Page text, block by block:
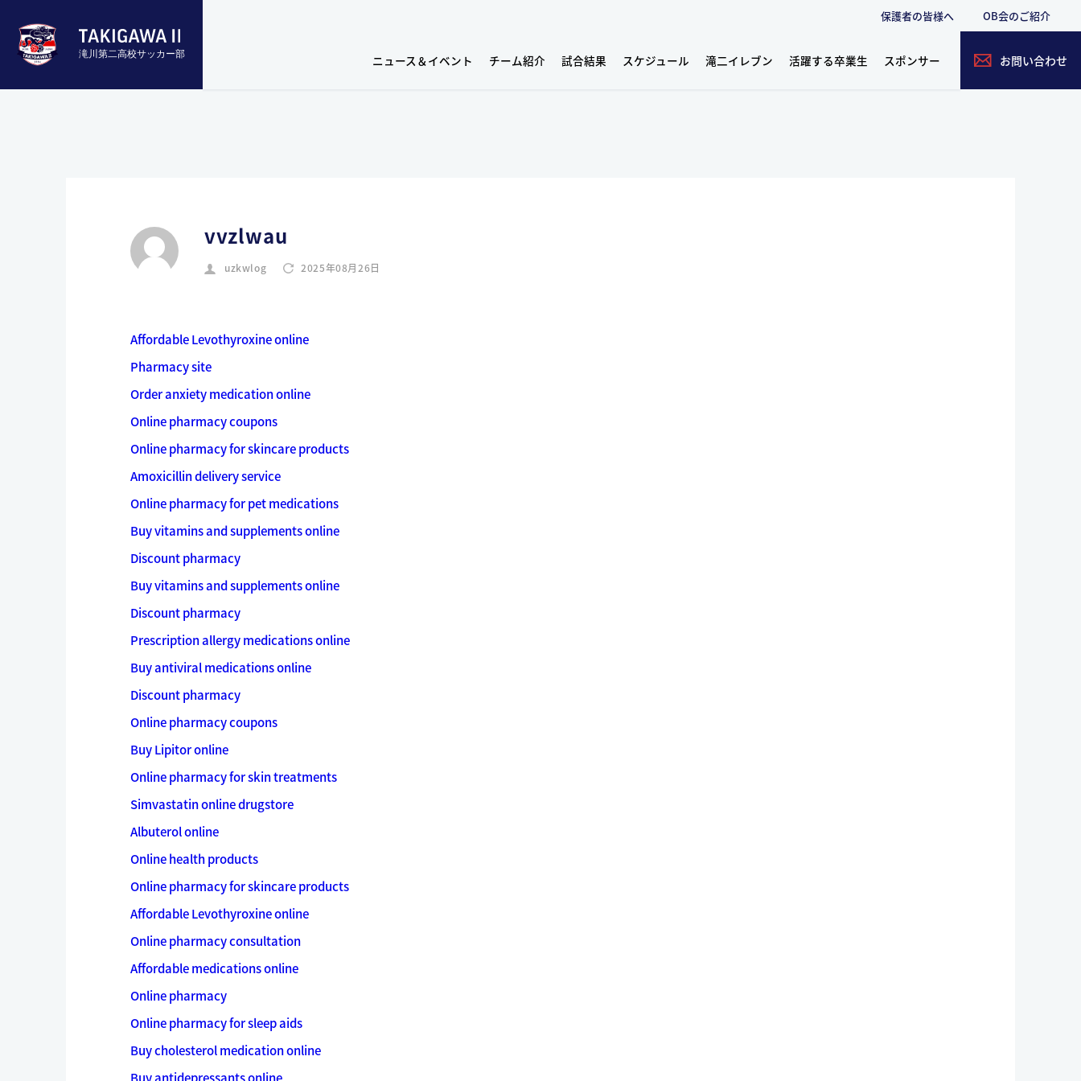
滝川第二高校サッカー部
保護者の皆様へ OB会のご紹介
ニュース＆イベント チーム紹介 試合結果 スケジュール 滝二イレブン 活躍する卒業生 スポンサー お問い合わせ
vvzlwau
uzkwlog 2025年08月26日
Affordable Levothyroxine online
Pharmacy site
Order anxiety medication online
Online pharmacy coupons
Online pharmacy for skincare products
Amoxicillin delivery service
Online pharmacy for pet medications
Buy vitamins and supplements online
Discount pharmacy
Buy vitamins and supplements online
Discount pharmacy
Prescription allergy medications online
Buy antiviral medications online
Discount pharmacy
Online pharmacy coupons
Buy Lipitor online
Online pharmacy for skin treatments
Simvastatin online drugstore
Albuterol online
Online health products
Online pharmacy for skincare products
Affordable Levothyroxine online
Online pharmacy consultation
Affordable medications online
Online pharmacy
Online pharmacy for sleep aids
Buy cholesterol medication online
Buy antidepressants online